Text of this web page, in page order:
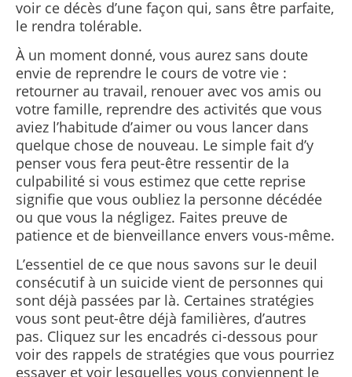
voir ce décès d’une façon qui, sans être parfaite,
le rendra tolérable.
À un moment donné, vous aurez sans doute
envie de reprendre le cours de votre vie :
retourner au travail, renouer avec vos amis ou
votre famille, reprendre des activités que vous
aviez l’habitude d’aimer ou vous lancer dans
quelque chose de nouveau. Le simple fait d’y
penser vous fera peut-être ressentir de la
culpabilité si vous estimez que cette reprise
signifie que vous oubliez la personne décédée
ou que vous la négligez. Faites preuve de
patience et de bienveillance envers vous-même.
L’essentiel de ce que nous savons sur le deuil
consécutif à un suicide vient de personnes qui
sont déjà passées par là. Certaines stratégies
vous sont peut-être déjà familières, d’autres
pas. Cliquez sur les encadrés ci-dessous pour
voir des rappels de stratégies que vous pourriez
essayer et voir lesquelles vous conviennent le